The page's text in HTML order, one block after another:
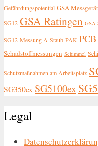
Gefährdungspotential GSA
SG12 GSA Ratingen GSA
SG12 Messung A-Staub PAK PCB
Schadstoffmessungen Schimmel
Schutzmaßnahmen am Arbeitsplatz
SG350ex SG5100ex
Legal